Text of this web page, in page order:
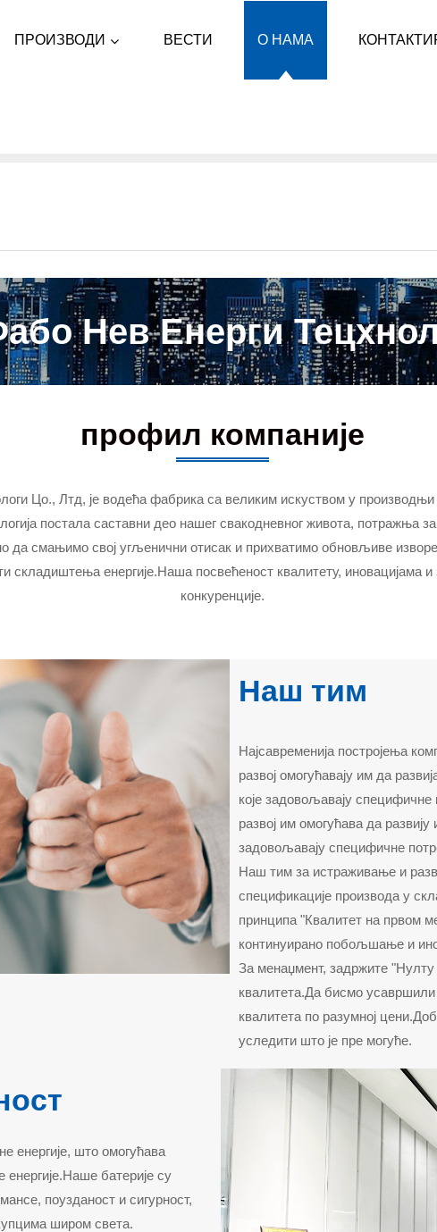
ПРОИЗВОДИ ВЕСТИ О НАМА
Нев Енерги
профил компаније
Цо., Лтд, је водећа фабрика са великим искуством у производњи
постала саставни део нашег свакодневног живота, потражња
да смањимо свој угљенични отисак и прихватимо обновљиве изворе
складиштења енергије.Наша посвећеност квалитету, иновацијама
конкуренције.
Наш тим
Најсавременија постројења
развој омогућавају им да
које задовољавају
развој им омогућава да развију
задовољавају специфичне
Наш тим за истраживање и
спецификације производа у
принципа "Квалитет на првом
континуирано побољшање и
За менаџмент, задржите
квалитета.Да бисмо
квалитета по разумној
уследити што је пре могуће.
енергије, што омогућава
енергије.Наше батерије су
поузданост и сигурност,
широм света.